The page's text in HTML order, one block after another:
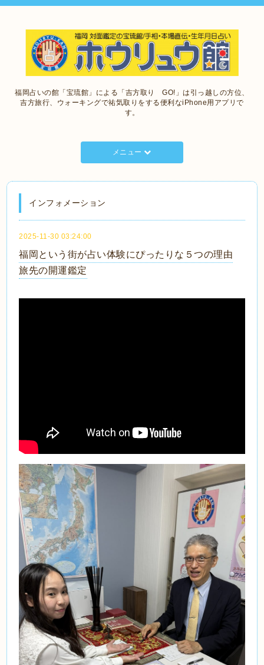
福岡占いの館「宝琉館」による「吉方取り GO!」は引っ越しの方位、
吉方旅行、ウォーキングで祐気取りをする便利なiPhone用アプリで
す。
メニュー
インフォメーション
2025-11-30 03:24:00
福岡という街が占い体験にぴったりな５つの理由
旅先の開運鑑定